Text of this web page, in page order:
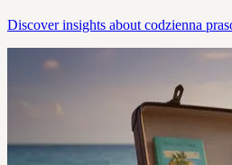
Discover insights about codzienna